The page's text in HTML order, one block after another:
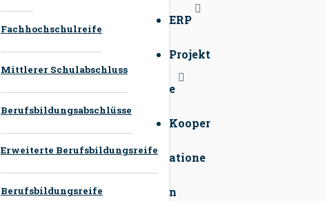
Fachhochschulreife
Mittlerer Schulabschluss
Berufsbildungsabschlüsse
Erweiterte Berufsbildungsreife
Berufsbildungsreife
ERP
Projekt
e
Kooper
atione
n